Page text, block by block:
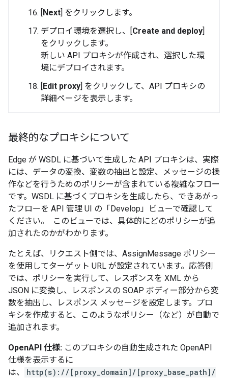
Next ] をクリックします。
デプロイ環境を選択し、[ Create and deploy
をクリックします。
新しい API プロキシが作成され、選択した環
境にデプロイされます。
Edit proxy ] をクリックして、API プロキシの
詳細ページを表示します。
最終的なプロキシについて
Edge が WSDL に基づいて生成した API プロキシは、実際
には、データの変換、変数の抽出と設定、メッセージの操
作などを行うためのポリシーが含まれている複雑なフロー
です。WSDL に基づくプロキシを生成したら、できあがっ
たフローを API 管理 UI の「Develop」ビューで確認して
ください。 このビューでは、具体的にどのポリシーが追
加されたのかがわかります。
たとえば、リクエスト側では、AssignMessage ポリシー
を使用してターゲット URL が設定されています。応答側
では、ポリシーを実行して、レスポンスを XML から
JSON に変換し、レスポンスの SOAP ボディー部分から変
数を抽出し、レスポンス メッセージを設定します。プロ
キシを作成すると、このようなポリシー（など）が自動で
追加されます。
OpenAPI 仕様: このプロキシの自動生成された OpenAPI
仕様を表示するに
は、
http(s)://[proxy_domain]/[proxy_base_path]/